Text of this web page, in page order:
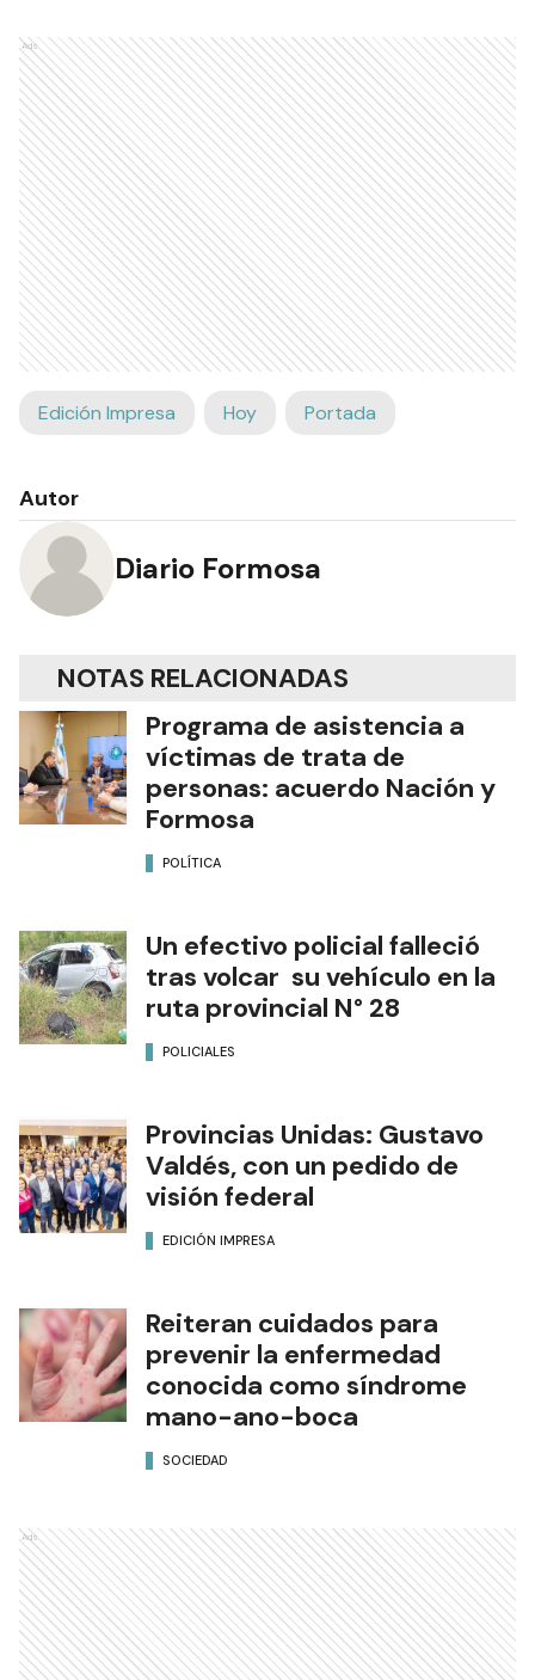
Ads
Edición Impresa Hoy Portada
Autor
Diario Formosa
NOTAS RELACIONADAS
Programa de asistencia a
víctimas de trata de
personas: acuerdo Nación y
Formosa
POLÍTICA
Un efectivo policial falleció
tras volcar su vehículo en la
ruta provincial N° 28
POLICIALES
Provincias Unidas: Gustavo
Valdés, con un pedido de
visión federal
EDICIÓN IMPRESA
Reiteran cuidados para
prevenir la enfermedad
conocida como síndrome
mano-ano-boca
SOCIEDAD
Ads